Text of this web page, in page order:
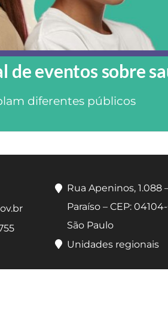
de eventos sobre
diferentes públicos
Rua Apeninos, 1.088
Paraíso – CEP:
São Paulo
Unidades regionais